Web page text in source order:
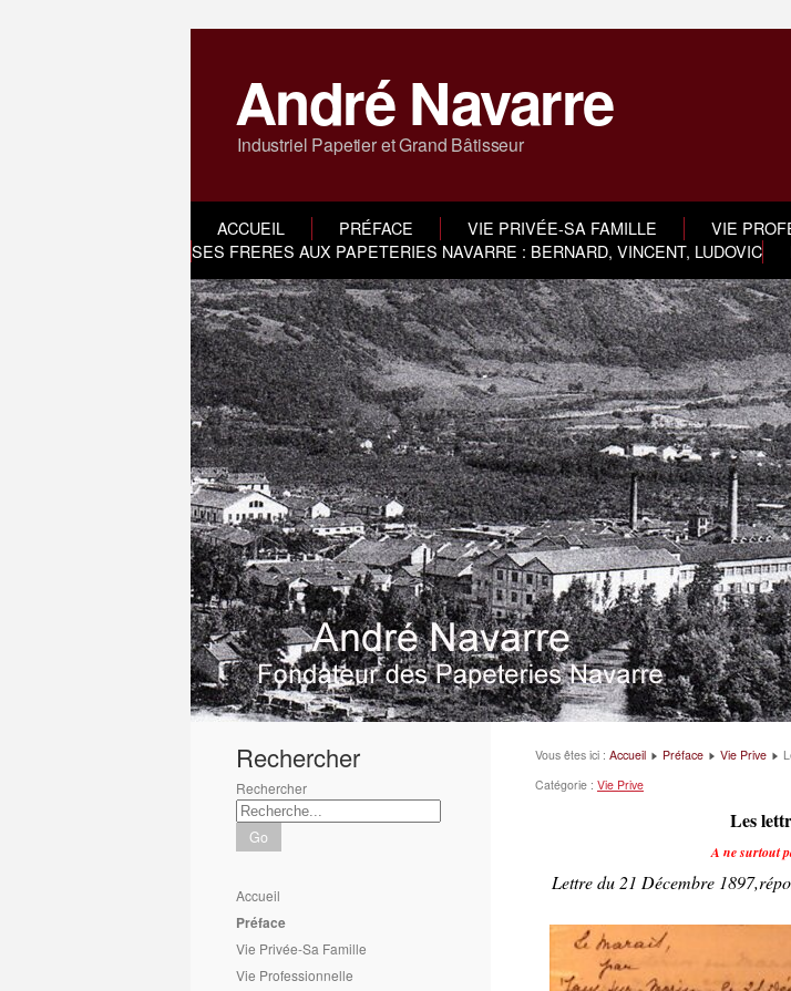
André Navarre
Industriel Papetier et Grand Bâtisseur
ACCUEIL PRÉFACE VIE PRIVÉE-SA FAMILLE VIE
SES FRERES AUX PAPETERIES NAVARRE : BERNARD, VINCENT, LUDOVIC
1 2 3 4 5 6
Rechercher
Rechercher
Go
Accueil
Préface
Vie Privée-Sa Famille
Vie Professionnelle
Vous êtes ici : Accueil Préface Vie Prive
Catégorie : Vie Prive
Les
A ne surtout
Lettre du 21 Décembre